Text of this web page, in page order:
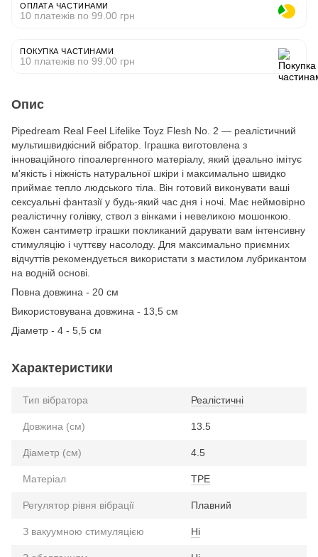
ОПЛАТА ЧАСТИНАМИ
10 платежів по 99.00 грн
ПОКУПКА ЧАСТИНАМИ
10 платежів по 99.00 грн
Опис
Pipedream Real Feel Lifelike Toyz Flesh No. 2 ― реалістичний
мультишвидкісний вібратор. Іграшка виготовлена з
інноваційного гіпоалергенного матеріалу, який ідеально імітує
м'якість і ніжність натуральної шкіри і максимально швидко
приймає тепло людського тіла. Він готовий виконувати ваші
сексуальні фантазії у будь-який час дня і ночі. Має неймовірно
реалістичну голівку, ствол з вінками і невеликою мошонкою.
Кожен сантиметр іграшки покликаний дарувати вам інтенсивну
стимуляцію і чуттєву насолоду. Для максимально приємних
відчуттів рекомендується використати з мастилом лубрикантом
на водній основі.
Повна довжина - 20 см
Використовувана довжина - 13,5 см
Діаметр - 4 - 5,5 см
Характеристики
Тип вібратора Реалістичні
Довжина (см) 13.5
Діаметр (см) 4.5
Матеріал TPE
Регулятор рівня вібрації Плавний
З вакуумною стимуляцією Ні